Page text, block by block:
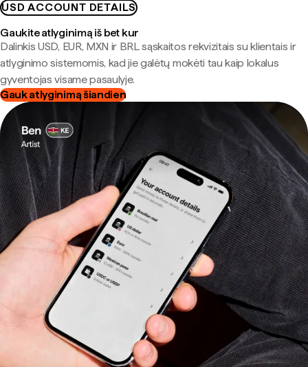
USD ACCOUNT DETAILS
Gaukite atlyginimą iš bet kur
Dalinkis USD, EUR, MXN ir BRL sąskaitos rekvizitais su klientais ir
atlyginimo sistemomis, kad jie galėtų mokėti tau kaip lokalus
gyventojas visame pasaulyje.
Gauk atlyginimą šiandien